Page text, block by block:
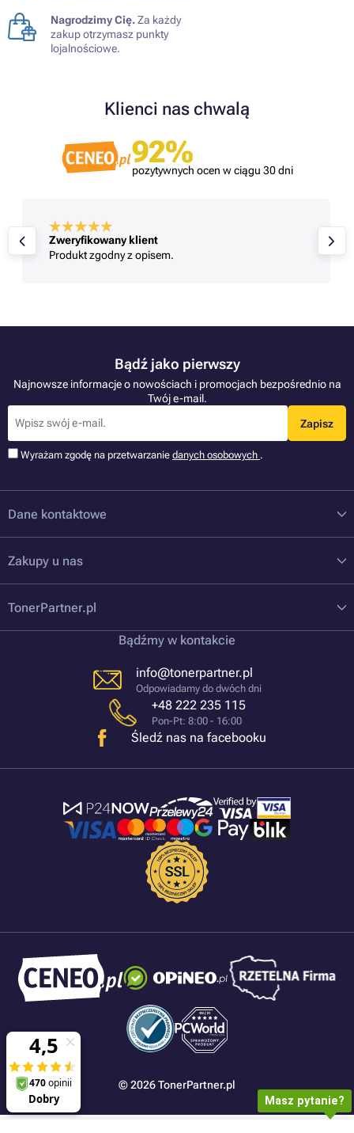
Nagrodzimy Cię.Za każdy
zakup otrzymasz punkty
lojalnościowe.
Klienci nas chwalą
92%
pozytywnych ocen w ciągu 30 dni
Zweryfikowany klient
Produkt zgodny z opisem.
Bądź jako pierwszy
Najnowsze informacje o nowościach i promocjach bezpośrednio na
Twój e-mail.
Zapisz
Wyrażam zgodę na przetwarzanie danych osobowych .
Dane kontaktowe
Zakupy u nas
TonerPartner.pl
Bądźmy w kontakcie
info@tonerpartner.pl
Odpowiadamy do dwóch dni
+48 222 235 115
Pon-Pt: 8:00 - 16:00
Śledź nas na facebooku
© 2026 TonerPartner.pl
Masz pytanie?